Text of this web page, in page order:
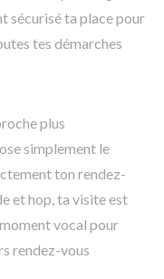
sécurisé ta place pour
tes démarches
plus
simplement le
ton rendez-
et hop, ta visite est
vocal pour
rendez-vous